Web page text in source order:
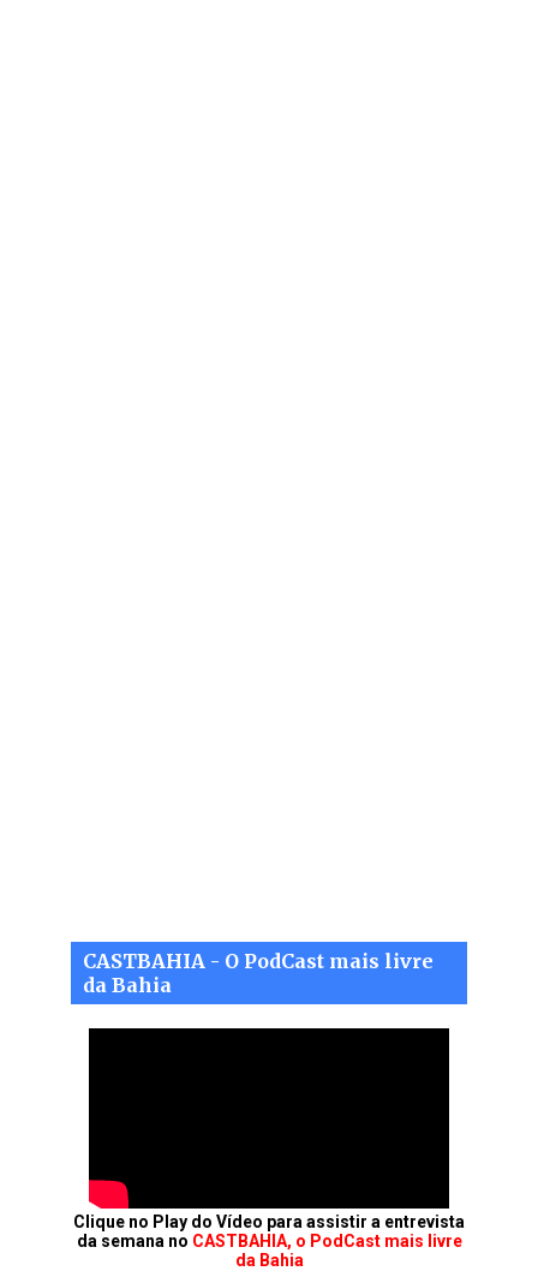
CASTBAHIA - O PodCast mais livre
da Bahia
Clique no Play do Vídeo para assistir a entrevista
da semana no CASTBAHIA, o PodCast mais livre
da Bahia